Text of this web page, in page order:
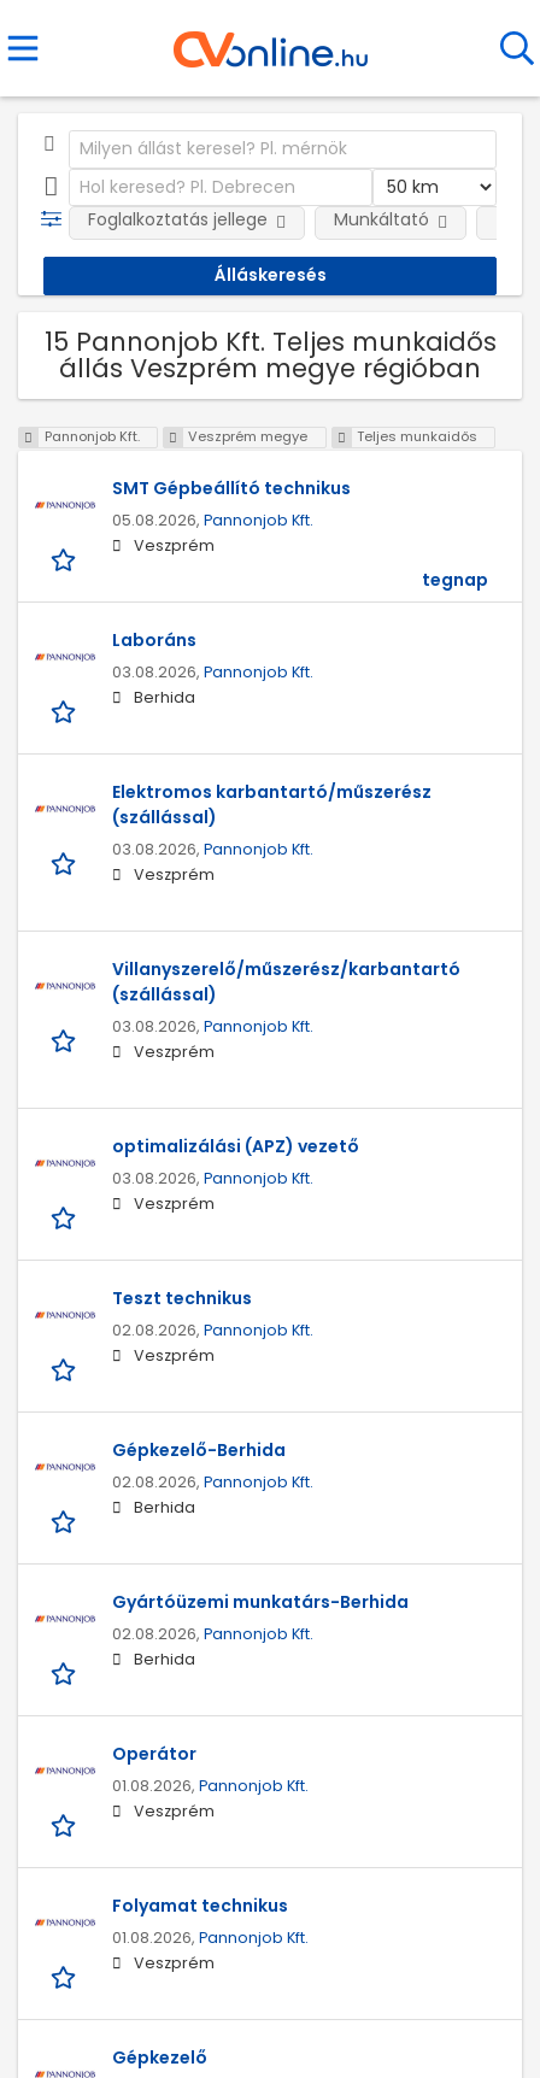
Foglalkoztatás jellege Munkáltató
15 Pannonjob Kft. Teljes munkaidős
állás Veszprém megye régióban
Pannonjob Kft. Veszprém megye Teljes munkaidős
SMT Gépbeállító technikus
05.08.2026, Pannonjob Kft.
Veszprém
tegnap
Laboráns
03.08.2026, Pannonjob Kft.
Berhida
Elektromos karbantartó/műszerész
(szállással)
03.08.2026, Pannonjob Kft.
Veszprém
Villanyszerelő/műszerész/karbantartó
(szállással)
03.08.2026, Pannonjob Kft.
Veszprém
optimalizálási (APZ) vezető
03.08.2026, Pannonjob Kft.
Veszprém
Teszt technikus
02.08.2026, Pannonjob Kft.
Veszprém
Gépkezelő-Berhida
02.08.2026, Pannonjob Kft.
Berhida
Gyártóüzemi munkatárs-Berhida
02.08.2026, Pannonjob Kft.
Berhida
Operátor
01.08.2026, Pannonjob Kft.
Veszprém
Folyamat technikus
01.08.2026, Pannonjob Kft.
Veszprém
Gépkezelő